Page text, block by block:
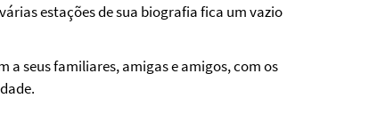
estações de sua biografia fica um vazio
a seus familiares, amigas e amigos, com os